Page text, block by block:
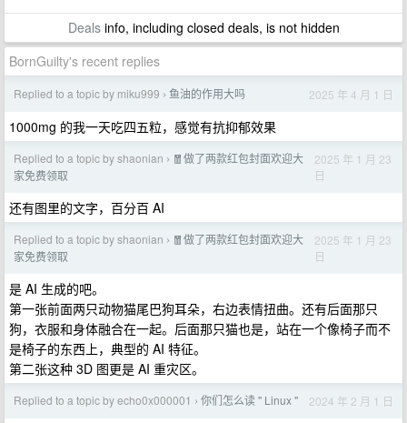
Dealsinfo, including closed deals, is not hidden
BornGuilty's recent replies
Replied to a topic by miku999 › 鱼油的作用大吗 2025 年 4 月 1 日
1000mg 的我一天吃四五粒，感觉有抗抑郁效果
Replied to a topic by shaonian › 🧧做了两款红包封面欢迎大
家免费领取
2025 年 1 月 23
日
还有图里的文字，百分百 AI
Replied to a topic by shaonian › 🧧做了两款红包封面欢迎大
家免费领取
2025 年 1 月 23
日
是 AI 生成的吧。
第一张前面两只动物猫尾巴狗耳朵，右边表情扭曲。还有后面那只
狗，衣服和身体融合在一起。后面那只猫也是，站在一个像椅子而不
是椅子的东西上，典型的 AI 特征。
第二张这种 3D 图更是 AI 重灾区。
Replied to a topic by echo0x000001 › 你们怎么读 " Linux " 2024 年 2 月 1 日